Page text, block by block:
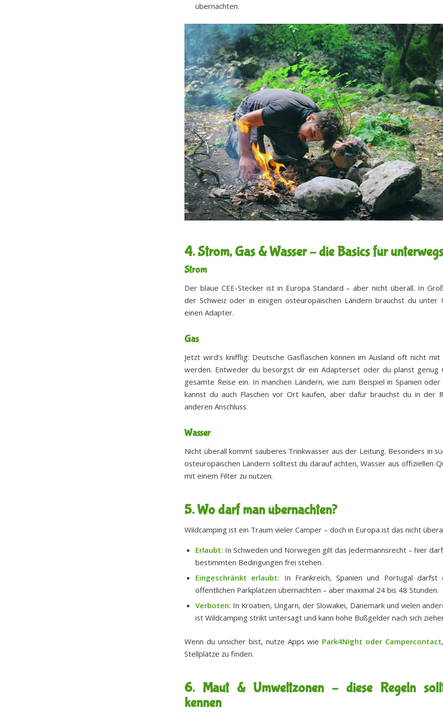
übernachten.
4. Strom, Gas & Wasser – die Basics für unterwegs
Strom
Der blaue CEE-Stecker ist in Europa Standard – aber nicht überall. In
der Schweiz oder in einigen osteuropäischen Ländern brauchst du unter
einen Adapter.
Gas
Jetzt wird’s knifflig: Deutsche Gasflaschen können im Ausland oft nicht
werden. Entweder du besorgst dir ein Adapterset oder du planst genug
gesamte Reise ein. In manchen Ländern, wie zum Beispiel in Spanien oder
kannst du auch Flaschen vor Ort kaufen, aber dafür brauchst du in der
anderen Anschluss.
Wasser
Nicht überall kommt sauberes Trinkwasser aus der Leitung. Besonders in
osteuropäischen Ländern solltest du darauf achten, Wasser aus offiziellen
mit einem Filter zu nutzen.
5. Wo darf man übernachten?
Wildcamping ist ein Traum vieler Camper – doch in Europa ist das nicht
Erlaubt: In Schweden und Norwegen gilt das Jedermannsrecht – hier
bestimmten Bedingungen frei stehen.
Eingeschränkt erlaubt: In Frankreich, Spanien und Portugal
öffentlichen Parkplätzen übernachten – aber maximal 24 bis 48 Stunden.
Verboten: In Kroatien, Ungarn, der Slowakei, Dänemark und vielen
ist Wildcamping strikt untersagt und kann hohe Bußgelder nach sich
Wenn du unsicher bist, nutze Apps wie Park4Night oder Campercontact
Stellplätze zu finden.
6. Maut & Umweltzonen – diese Regeln
kennen